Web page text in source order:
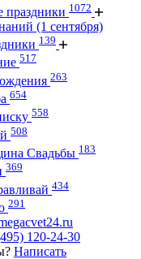
праздники 1072
(1 сентября)
139
517
263
654
558
508
Свадьбы 183
369
434
291
120-24-30
Написать